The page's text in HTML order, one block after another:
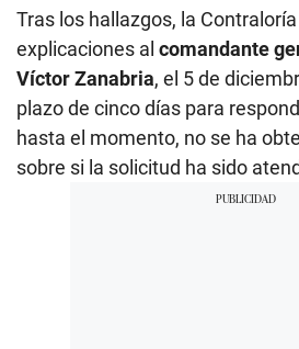
Tras los hallazgos, la
explicaciones al comandante
Víctor Zanabria, el 5 de
plazo de cinco días para
hasta el momento, no se ha
sobre si la solicitud ha sido